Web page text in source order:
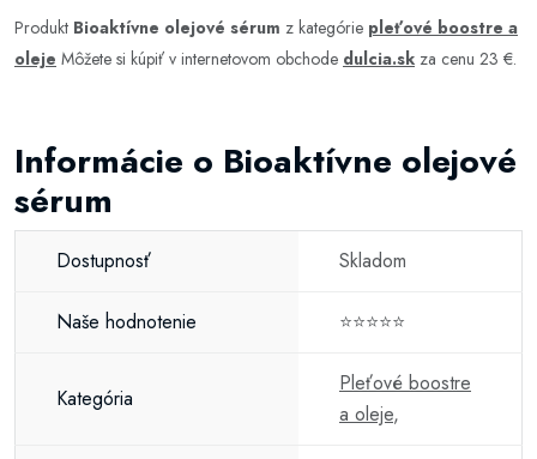
Produkt Bioaktívne olejové sérum z kategórie pleťové boostre a
oleje Môžete si kúpiť v internetovom obchode dulcia.sk za cenu 23 €.
Informácie o Bioaktívne olejové
sérum
Dostupnosť Skladom
Naše hodnotenie ⭐⭐⭐⭐⭐
Kategória
Pleťové boostre
a oleje,